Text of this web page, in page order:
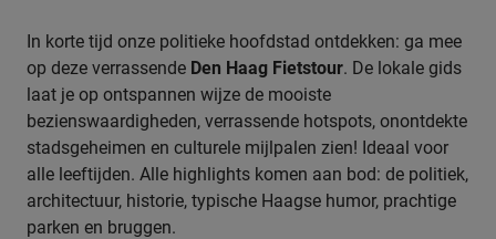
In korte tijd onze politieke hoofdstad ontdekken: ga mee
op deze verrassende Den Haag Fietstour. De lokale gids
laat je op ontspannen wijze de mooiste
bezienswaardigheden, verrassende hotspots, onontdekte
stadsgeheimen en culturele mijlpalen zien! Ideaal voor
alle leeftijden. Alle highlights komen aan bod: de politiek,
architectuur, historie, typische Haagse humor, prachtige
parken en bruggen.